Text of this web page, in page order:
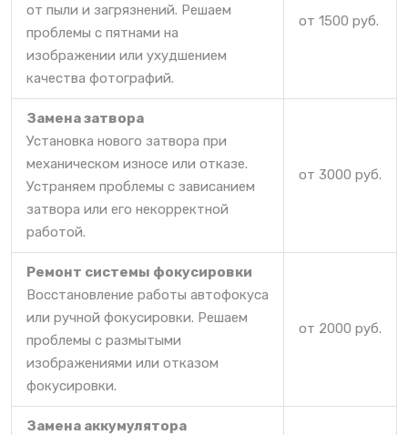
от пыли и загрязнений. Решаем
проблемы с пятнами на
изображении или ухудшением
качества фотографий.
от 1500 руб.
Замена затвора
Установка нового затвора при
механическом износе или отказе.
Устраняем проблемы с зависанием
затвора или его некорректной
работой.
от 3000 руб.
Ремонт системы фокусировки
Восстановление работы автофокуса
или ручной фокусировки. Решаем
проблемы с размытыми
изображениями или отказом
фокусировки.
от 2000 руб.
Замена аккумулятора